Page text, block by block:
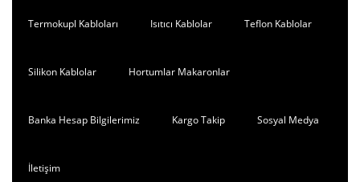
Termokupl Kabloları Isıtıcı Kablolar Teflon Kablolar
Silikon Kablolar Hortumlar Makaronlar
Banka Hesap Bilgilerimiz Kargo Takip Sosyal Medya
İletişim